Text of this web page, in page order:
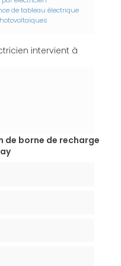
de tableau électrique
intervient à
borne de recharge